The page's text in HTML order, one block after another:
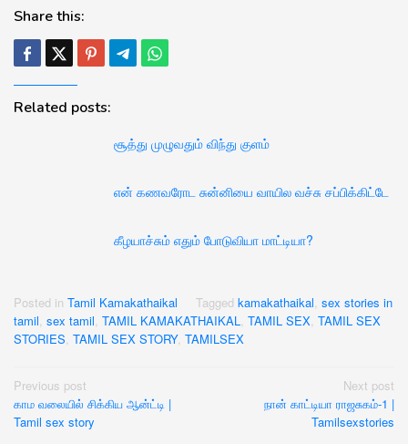
Share this:
Related posts:
சூத்து முழுவதும் விந்து குளம்
என் கணவரோட சுன்னியை வாயில வச்சு சப்பிக்கிட்டே
கீழயாச்சும் எதும் போடுவியா மாட்டியா?
Posted in Tamil Kamakathaikal Tagged kamakathaikal, sex stories in
tamil, sex tamil, TAMIL KAMAKATHAIKAL, TAMIL SEX, TAMIL SEX
STORIES, TAMIL SEX STORY, TAMILSEX
Post
navigation
Previous post
காம வலையில் சிக்கிய ஆன்ட்டி |
Tamil sex story
Next post
நான் காட்டியா ராஜசுகம்-1 |
Tamilsexstories